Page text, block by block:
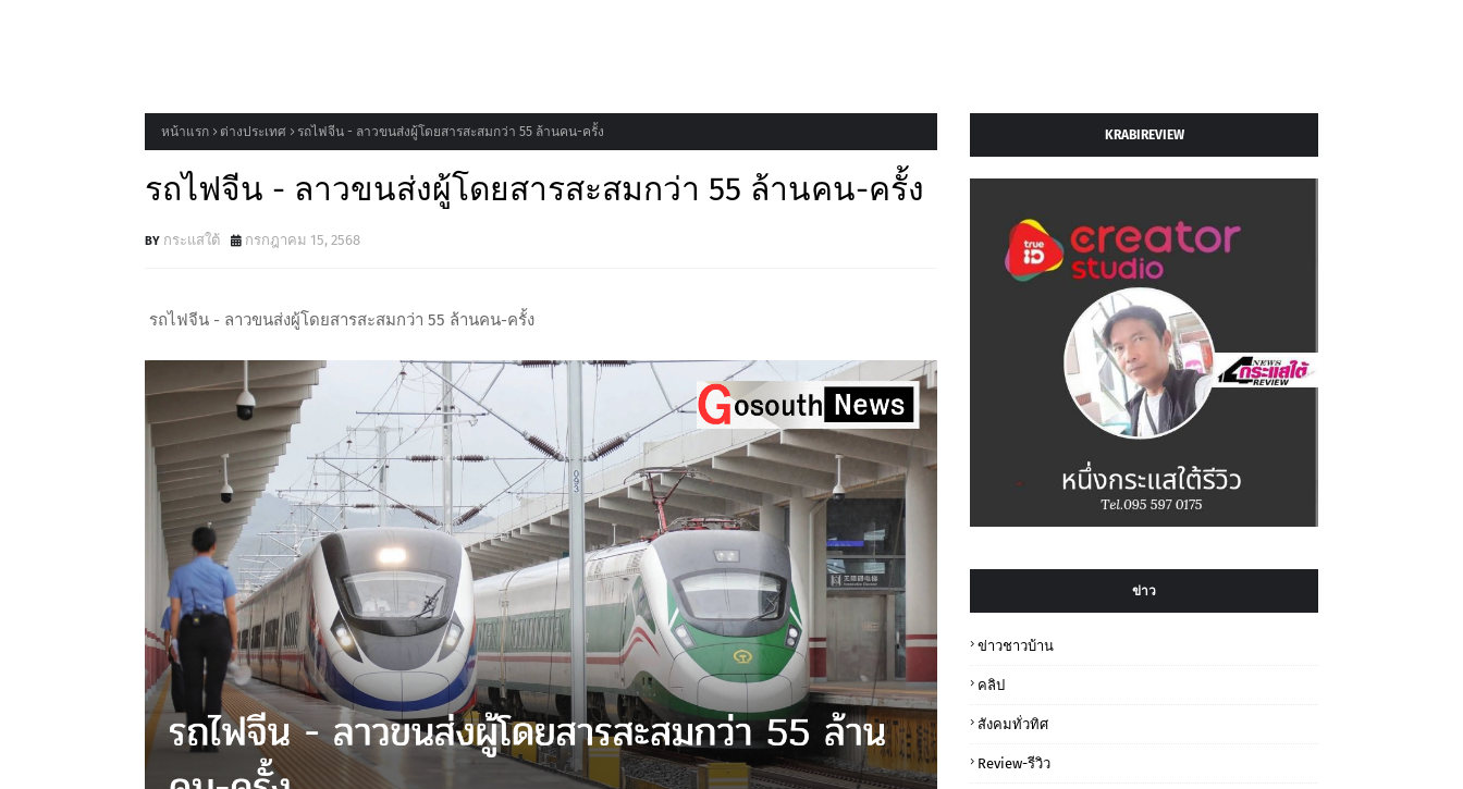
หน้าแรก ต่างประเทศ รถไฟจีน - ลาวขนส่งผู้โดยสารสะสมกว่า 55 ล้านคน-ครั้ง
รถไฟจีน - ลาวขนส่งผู้โดยสารสะสมกว่า 55 ล้านคน-ครั้ง
กระแสใต้ กรกฎาคม 15, 2568
รถไฟจีน - ลาวขนส่งผู้โดยสารสะสมกว่า 55 ล้านคน-ครั้ง
KRABIREVIEW
ข่าว
ข่าวชาวบ้าน
คลิป
สังคมทั่วทิศ
Review-รีวิว